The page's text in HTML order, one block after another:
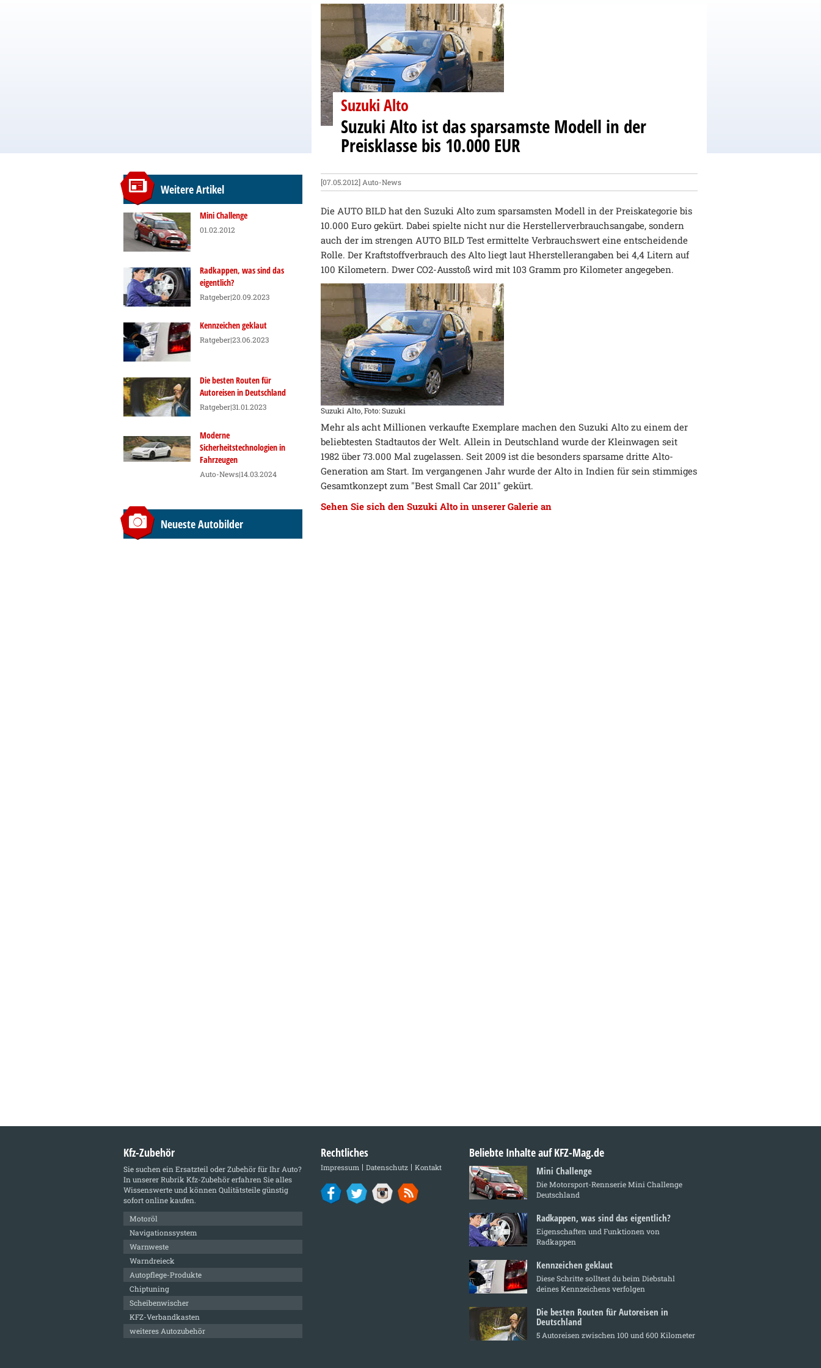
Suzuki Alto
Suzuki Alto ist das sparsamste Modell in der
Preisklasse bis 10.000 EUR
[07.05.2012] Auto-News
Die AUTO BILD hat den Suzuki Alto zum sparsamsten Modell in der Preiskategorie bis
10.000 Euro gekürt. Dabei spielte nicht nur die Herstellerverbrauchsangabe, sondern
auch der im strengen AUTO BILD Test ermittelte Verbrauchswert eine entscheidende
Rolle. Der Kraftstoffverbrauch des Alto liegt laut Hherstellerangaben bei 4,4 Litern auf
100 Kilometern. Dwer CO2-Ausstoß wird mit 103 Gramm pro Kilometer angegeben.
Suzuki Alto, Foto: Suzuki
Mehr als acht Millionen verkaufte Exemplare machen den Suzuki Alto zu einem der
beliebtesten Stadtautos der Welt. Allein in Deutschland wurde der Kleinwagen seit
1982 über 73.000 Mal zugelassen. Seit 2009 ist die besonders sparsame dritte Alto-
Generation am Start. Im vergangenen Jahr wurde der Alto in Indien für sein stimmiges
Gesamtkonzept zum "Best Small Car 2011" gekürt.
Sehen Sie sich den Suzuki Alto in unserer Galerie an
Weitere Artikel
Mini Challenge
01.02.2012
Radkappen, was sind das
eigentlich?
Ratgeber|20.09.2023
Kennzeichen geklaut
Ratgeber|23.06.2023
Die besten Routen für
Autoreisen in Deutschland
Ratgeber|31.01.2023
Moderne
Sicherheitstechnologien in
Fahrzeugen
Auto-News|14.03.2024
Neueste Autobilder
Kfz-Zubehör
Sie suchen ein Ersatzteil oder Zubehör für Ihr Auto?
In unserer RubrikKfz-Zubehörerfahren Sie alles
Wissenswerte und können Qulitätsteile günstig
sofort online kaufen.
Motoröl
Navigationssystem
Warnweste
Warndreieck
Autopflege-Produkte
Chiptuning
Scheibenwischer
KFZ-Verbandkasten
weiteres Autozubehör
Rechtliches
Impressum Datenschutz Kontakt
Beliebte Inhalte auf KFZ-Mag.de
Mini Challenge
Die Motorsport-Rennserie Mini Challenge
Deutschland
Radkappen, was sind das eigentlich?
Eigenschaften und Funktionen von
Radkappen
Kennzeichen geklaut
Diese Schritte solltest du beim Diebstahl
deines Kennzeichens verfolgen
Die besten Routen für Autoreisen in
Deutschland
5 Autoreisen zwischen 100 und 600 Kilometer